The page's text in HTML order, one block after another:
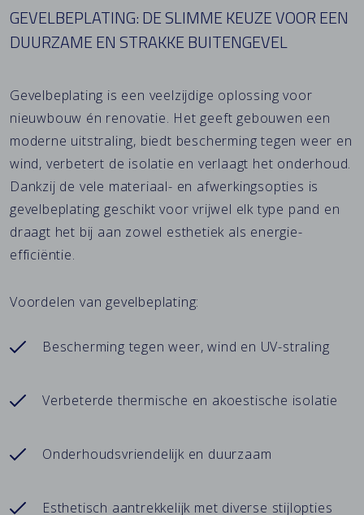
GEVELBEPLATING: DE SLIMME KEUZE VOOR EEN
DUURZAME EN STRAKKE BUITENGEVEL
Gevelbeplating is een veelzijdige oplossing voor
nieuwbouw én renovatie. Het geeft gebouwen een
moderne uitstraling, biedt bescherming tegen weer en
wind, verbetert de isolatie en verlaagt het onderhoud.
Dankzij de vele materiaal- en afwerkingsopties is
gevelbeplating geschikt voor vrijwel elk type pand en
draagt het bij aan zowel esthetiek als energie-
efficiëntie.
Voordelen van gevelbeplating:
Bescherming tegen weer, wind en UV-straling
Verbeterde thermische en akoestische isolatie
Onderhoudsvriendelijk en duurzaam
Esthetisch aantrekkelijk met diverse stijlopties